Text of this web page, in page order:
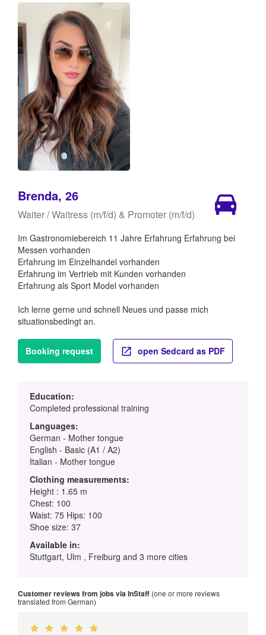
Brenda, 26
Waiter / Waitress (m/f/d) & Promoter (m/f/d)
Im Gastronomiebereich 11 Jahre Erfahrung Erfahrung bei
Messen vorhanden
Erfahrung im Einzelhandel vorhanden
Erfahrung im Vertrieb mit Kunden vorhanden
Erfahrung als Sport Model vorhanden
Ich lerne gerne und schnell Neues und passe mich
situationsbedingt an.
Booking request open Sedcard as PDF
Education:
Completed professional training
Languages:
German - Mother tongue
English - Basic (A1 / A2)
Italian - Mother tongue
Clothing measurements:
Height : 1.65 m
Chest: 100
Waist: 75 Hips: 100
Shoe size: 37
Available in:
Stuttgart, Ulm , Freiburg and 3 more cities
Customer reviews from jobs via InStaff (one or more reviews
translated from German)